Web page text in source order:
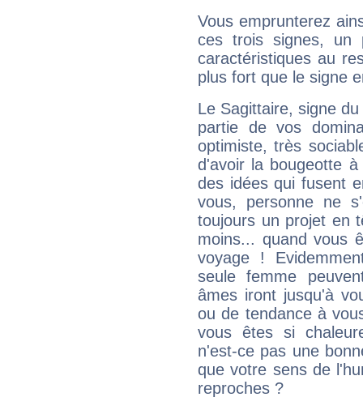
Vous emprunterez
ces trois signes, un
caractéristiques au
plus fort que le signe
Le Sagittaire, signe
partie de vos
optimiste, très
d'avoir la bougeotte
des idées qui fusent
vous, personne ne
toujours un projet en
moins... quand vous
voyage !
seule femme
âmes iront jusqu'à
ou de tendance à
vous êtes si
n'est-ce pas une
que votre sens de
reproches ?